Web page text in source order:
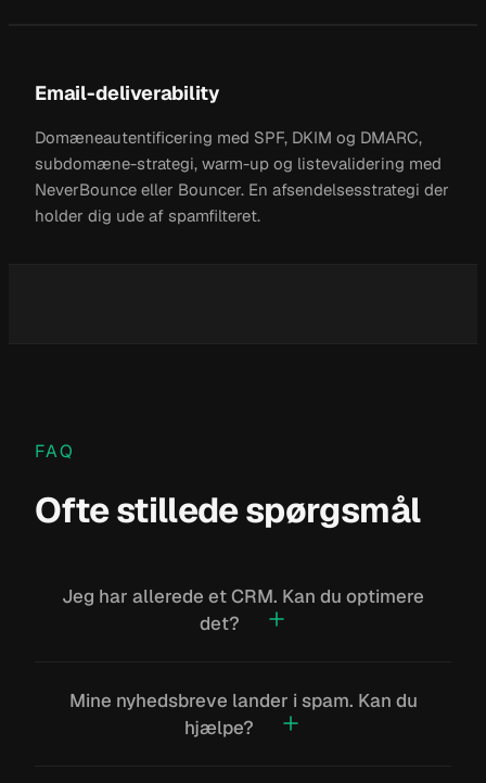
Email-deliverability
Domæneautentificering med SPF, DKIM og DMARC,
subdomæne-strategi, warm-up og listevalidering med
NeverBounce eller Bouncer. En afsendelsesstrategi der
holder dig ude af spamfilteret.
FAQ
Ofte stillede spørgsmål
Jeg har allerede et CRM. Kan du optimere
det?
Ja. De fleste bruger kun en brøkdel af deres CRMs
potentiale. Vi gennemgår opsætningen, rydder op i
Mine nyhedsbreve lander i spam. Kan du
hjælpe?